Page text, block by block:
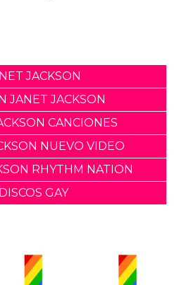
JACKSON
JANET JACKSON
CANCIONES
NUEVO VIDEO
RHYTHM NATION
DISCOS GAY